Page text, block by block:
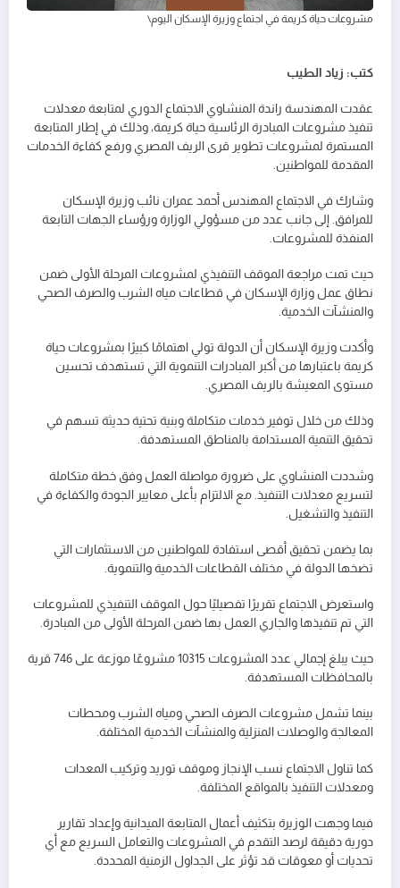
مشروعات حياة كريمة في اجتماع وزيرة الإسكان اليوم\
كتب: زياد الطيب
عقدت المهندسة راندة المنشاوي الاجتماع الدوري لمتابعة معدلات
تنفيذ مشروعات المبادرة الرئاسية حياة كريمة، وذلك في إطار المتابعة
المستمرة لمشروعات تطوير قرى الريف المصري ورفع كفاءة الخدمات
المقدمة للمواطنين.
وشارك في الاجتماع المهندس أحمد عمران نائب وزيرة الإسكان
للمرافق. إلى جانب عدد من مسؤولي الوزارة ورؤساء الجهات التابعة
المنفذة للمشروعات.
حيث تمت مراجعة الموقف التنفيذي لمشروعات المرحلة الأولى ضمن
نطاق عمل وزارة الإسكان في قطاعات مياه الشرب والصرف الصحي
والمنشآت الخدمية.
وأكدت وزيرة الإسكان أن الدولة تولي اهتمامًا كبيرًا بمشروعات حياة
كريمة باعتبارها من أكبر المبادرات التنموية التي تستهدف تحسين
مستوى المعيشة بالريف المصري.
وذلك من خلال توفير خدمات متكاملة وبنية تحتية حديثة تسهم في
تحقيق التنمية المستدامة بالمناطق المستهدفة.
وشددت المنشاوي على ضرورة مواصلة العمل وفق خطة متكاملة
لتسريع معدلات التنفيذ. مع الالتزام بأعلى معايير الجودة والكفاءة في
التنفيذ والتشغيل.
بما يضمن تحقيق أقصى استفادة للمواطنين من الاستثمارات التي
تضخها الدولة في مختلف القطاعات الخدمية والتنموية.
واستعرض الاجتماع تقريرًا تفصيليًا حول الموقف التنفيذي للمشروعات
التي تم تنفيذها والجاري العمل بها ضمن المرحلة الأولى من المبادرة.
حيث يبلغ إجمالي عدد المشروعات 10315 مشروعًا موزعة على 746 قرية
بالمحافظات المستهدفة.
بينما تشمل مشروعات الصرف الصحي ومياه الشرب ومحطات
المعالجة والوصلات المنزلية والمنشآت الخدمية المختلفة.
كما تناول الاجتماع نسب الإنجاز وموقف توريد وتركيب المعدات
ومعدلات التنفيذ بالمواقع المختلفة.
فيما وجهت الوزيرة بتكثيف أعمال المتابعة الميدانية وإعداد تقارير
دورية دقيقة لرصد التقدم في المشروعات والتعامل السريع مع أي
تحديات أو معوقات قد تؤثر على الجداول الزمنية المحددة.